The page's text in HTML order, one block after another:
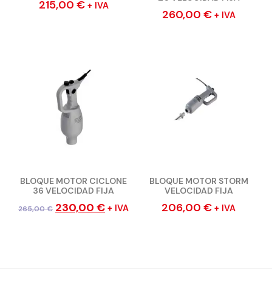
215,00 € + IVA
260,00 € + IVA
BLOQUE MOTOR CICLONE
36 VELOCIDAD FIJA
265,00€ 230,00 € + IVA
BLOQUE MOTOR STORM
VELOCIDAD FIJA
206,00 € + IVA